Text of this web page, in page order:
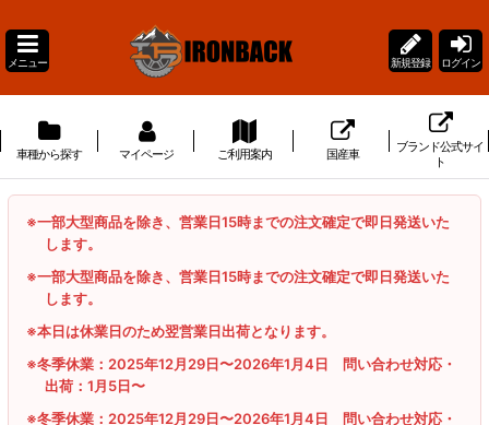
メニュー 新規登録 ログイン
車種から探す マイページ ご利用案内 国産車
ブランド公式サイ
ト
※一部大型商品を除き、営業日15時までの注文確定で即日発送いた
します。
※一部大型商品を除き、営業日15時までの注文確定で即日発送いた
します。
※本日は休業日のため翌営業日出荷となります。
※冬季休業：2025年12月29日〜2026年1月4日 問い合わせ対応・
出荷：1月5日〜
※冬季休業：2025年12月29日〜2026年1月4日 問い合わせ対応・